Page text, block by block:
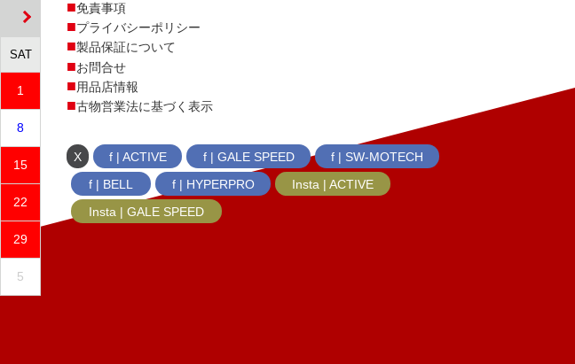
SAT
1
8
15
22
29
5
免責事項
プライバシーポリシー
製品保証について
お問合せ
用品店情報
古物営業法に基づく表示
X f | ACTIVE f | GALE SPEED
f | SW-MOTECH
f | BELL
f | HYPERPRO
Insta | ACTIVE
Insta | GALE SPEED